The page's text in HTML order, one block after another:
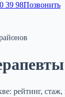
39 98Позвонить
рейтинг,